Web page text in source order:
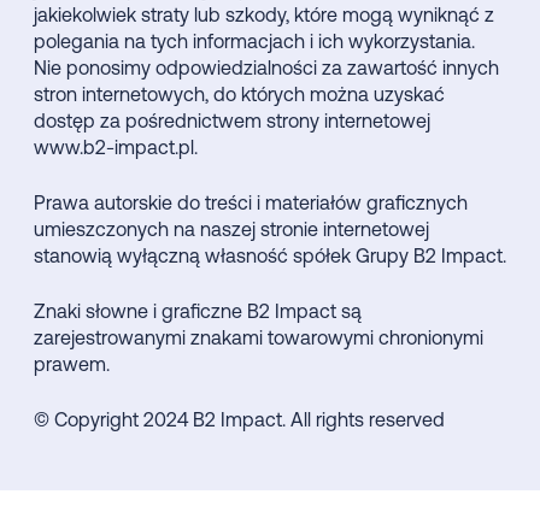
jakiekolwiek straty lub szkody, które mogą wyniknąć z
polegania na tych informacjach i ich wykorzystania.
Nie ponosimy odpowiedzialności za zawartość innych
stron internetowych, do których można uzyskać
dostęp za pośrednictwem strony internetowej
www.b2-impact.pl.
Prawa autorskie do treści i materiałów graficznych
umieszczonych na naszej stronie internetowej
stanowią wyłączną własność spółek Grupy B2 Impact.
Znaki słowne i graficzne B2 Impact są
zarejestrowanymi znakami towarowymi chronionymi
prawem.
© Copyright 2024 B2 Impact. All rights reserved